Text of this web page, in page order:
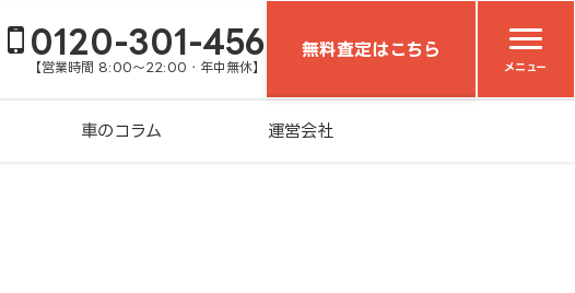
0120-301-456
【営業時間 8:00～22:00・年中無休】
無料査定はこちら
メニュー
車のコラム 運営会社